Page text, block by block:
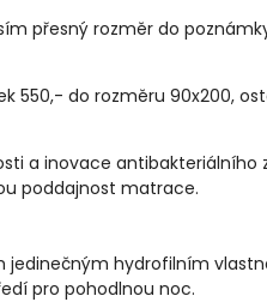
přesný rozměr do
550,- do rozměru 90x200,
a inovace
poddajnost matrace.
hydrofilním
pro pohodlnou noc.